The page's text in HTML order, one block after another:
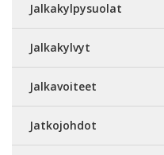
Jalkakylpysuolat
Jalkakylvyt
Jalkavoiteet
Jatkojohdot